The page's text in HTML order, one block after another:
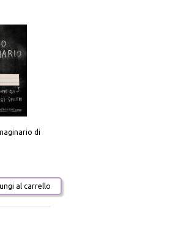
di
al carrello